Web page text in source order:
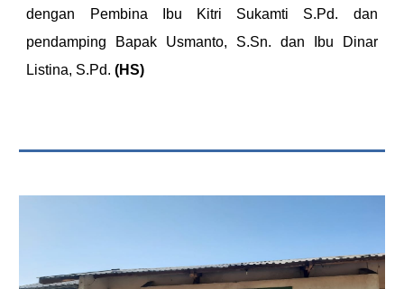
dengan Pembina Ibu Kitri Sukamti S.Pd. dan
pendamping Bapak Usmanto, S.Sn. dan Ibu Dinar
Listina, S.Pd.(HS)